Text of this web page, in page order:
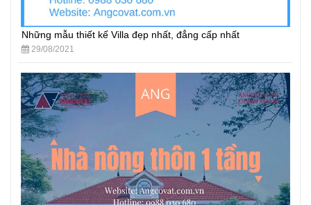
Những mẫu thiết kế Villa đẹp nhất, đẳng cấp nhất
29/08/2021